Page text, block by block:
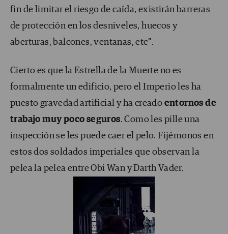
fin de limitar el riesgo de caída, existirán barreras
de protección en los desniveles, huecos y
aberturas, balcones, ventanas, etc”.
Cierto es que la Estrella de la Muerte no es
formalmente un edificio, pero el Imperio les ha
puesto gravedad artificial y ha creado entornos de
trabajo muy poco seguros. Como les pille una
inspección se les puede caer el pelo. Fijémonos en
estos dos soldados imperiales que observan la
pelea la pelea entre Obi Wan y Darth Vader.